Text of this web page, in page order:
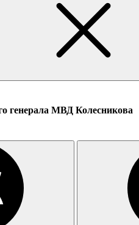
генерала МВД Колесникова